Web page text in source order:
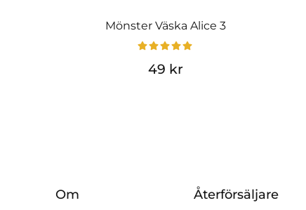
Mönster Väska Alice 3
49 kr
Om Återförsäljare